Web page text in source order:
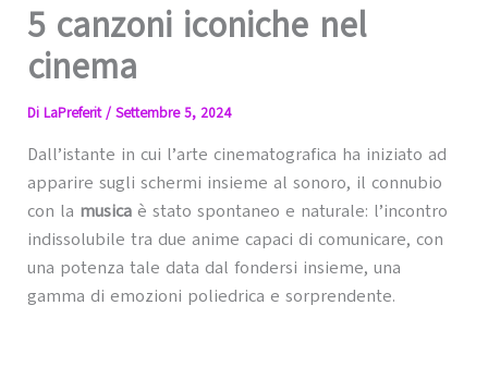
5 canzoni iconiche nel
cinema
Di LaPreferit/ Settembre 5, 2024
Dall’istante in cui l’arte cinematografica ha iniziato ad
apparire sugli schermi insieme al sonoro, il connubio
con la musicaè stato spontaneo e naturale: l’incontro
indissolubile tra due anime capaci di comunicare, con
una potenza tale data dal fondersi insieme, una
gamma di emozioni poliedrica e sorprendente.